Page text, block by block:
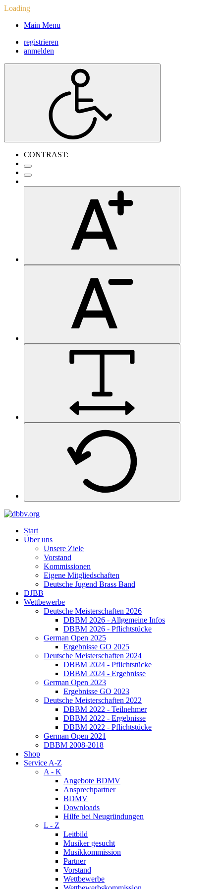
Loading
Main Menu
registrieren
anmelden
CONTRAST:
Start
Über uns
Unsere Ziele
Vorstand
Kommissionen
Eigene Mitgliedschaften
Deutsche Jugend Brass Band
DJBB
Wettbewerbe
Deutsche Meisterschaften 2026
DBBM 2026 - Allgemeine Infos
DBBM 2026 - Pflichtstücke
German Open 2025
Ergebnisse GO 2025
Deutsche Meisterschaften 2024
DBBM 2024 - Pflichtstücke
DBBM 2024 - Ergebnisse
German Open 2023
Ergebnisse GO 2023
Deutsche Meisterschaften 2022
DBBM 2022 - Teilnehmer
DBBM 2022 - Ergebnisse
DBBM 2022 - Pflichtstücke
German Open 2021
DBBM 2008-2018
Shop
Service A-Z
A - K
Angebote BDMV
Ansprechpartner
BDMV
Downloads
Hilfe bei Neugründungen
L - Z
Leitbild
Musiker gesucht
Musikkommission
Partner
Vorstand
Wettbewerbe